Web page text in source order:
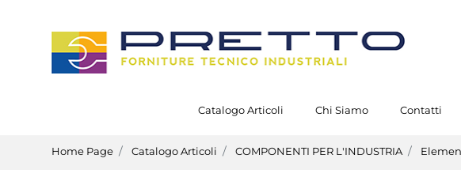
Catalogo Articoli Chi Siamo Contatti
Home Page Catalogo Articoli COMPONENTI PER L'INDUSTRIA